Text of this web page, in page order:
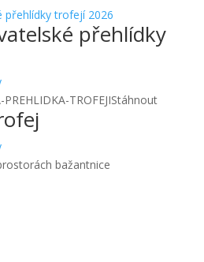
přehlídky
TROFEJIStáhnout
bažantnice